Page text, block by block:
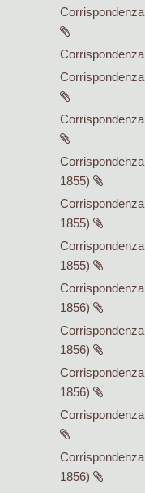
Corrispondenza
Corrispondenza
Corrispondenza
Corrispondenza
Corrispondenza
1855)
Corrispondenza
1855)
Corrispondenza
1855)
Corrispondenza
1856)
Corrispondenza
1856)
Corrispondenza
1856)
Corrispondenza
Corrispondenza
1856)